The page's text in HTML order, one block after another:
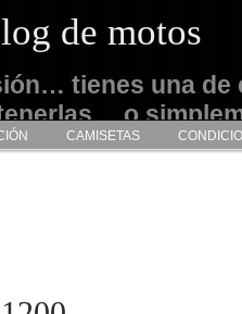
de motos
tienes una de
o
sitioCAMISETAS